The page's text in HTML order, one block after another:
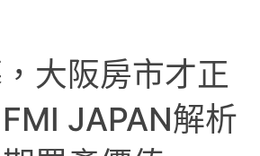
大阪房市才正
JAPAN解析